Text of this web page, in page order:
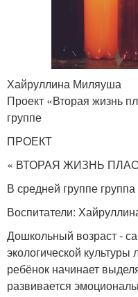
Хайруллина Миляуша
Проект «Вторая жизнь
группе
ПРОЕКТ
« ВТОРАЯ ЖИЗНЬ
В средней группе группа
Воспитатели:
Дошкольный возраст -
экологической
ребёнок начинает
развивается